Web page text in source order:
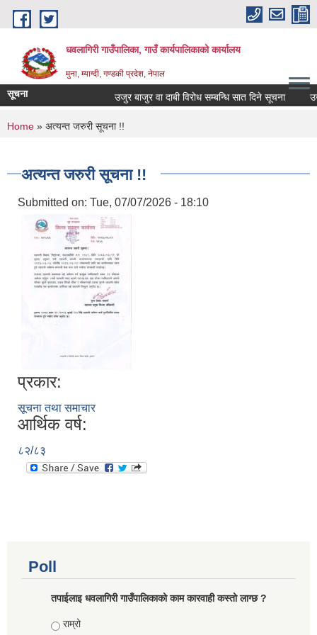
Skip to main content
धवलागिरी गाउँपालिका, गाउँ कार्यपालिकाको कार्यालय
मुना, म्याग्दी, गण्डकी प्रदेश, नेपाल
सूचना उजुर बाजुर वा दाबी विरोध सम्बन्धि सात दिने सूचना उजुर
You are here
Home » अत्यन्त जरुरी सूचना !!
अत्यन्त जरुरी सूचना !!
Submitted on: Tue, 07/07/2026 - 18:10
प्रकार:
सूचना तथा समाचार
आर्थिक वर्ष:
८२/८३
Poll
तपाईलाइ धवलागिरी गाउँपालिकाको काम कारवाही कस्तो लाग्छ ?
Choices
राम्रो